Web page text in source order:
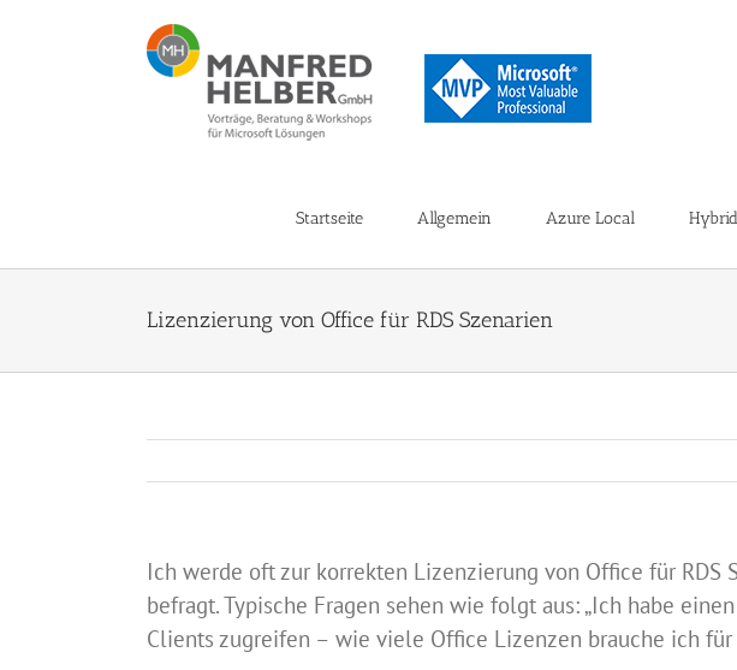
Startseite Allgemein Azure Local
Lizenzierung von Office für RDS Szenarien
Ich werde oft zur korrekten Lizenzierung von Office für RDS
befragt. Typische Fragen sehen wie folgt aus: „Ich habe
Clients zugreifen – wie viele Office Lizenzen brauche ich für